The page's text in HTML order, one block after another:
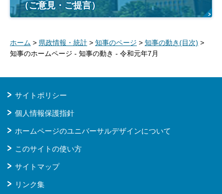
（ご意見・ご提言）
ホーム > 県政情報・統計 > 知事のページ > 知事の動き(目次) >
知事のホームページ - 知事の動き - 令和元年7月
サイトポリシー
個人情報保護指針
ホームページのユニバーサルデザインについて
このサイトの使い方
サイトマップ
リンク集